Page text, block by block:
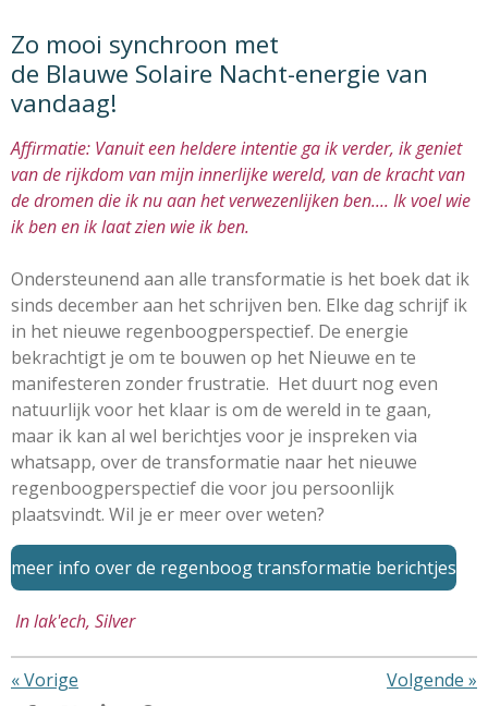
Zo mooi synchroon met
de Blauwe Solaire Nacht-energie van
vandaag!
Affirmatie: Vanuit een heldere intentie ga ik verder, ik geniet
van de rijkdom van mijn innerlijke wereld, van de kracht van
de dromen die ik nu aan het verwezenlijken ben.... Ik voel wie
ik ben en ik laat zien wie ik ben.
Ondersteunend aan alle transformatie is het boek dat ik
sinds december aan het schrijven ben. Elke dag schrijf ik
in het nieuwe regenboogperspectief. De energie
bekrachtigt je om te bouwen op het Nieuwe en te
manifesteren zonder frustratie. Het duurt nog even
natuurlijk voor het klaar is om de wereld in te gaan,
maar ik kan al wel berichtjes voor je inspreken via
whatsapp, over de transformatie naar het nieuwe
regenboogperspectief die voor jou persoonlijk
plaatsvindt. Wil je er meer over weten?
meer info over de regenboog transformatie berichtjes
In lak'ech, Silver
«Vorige Volgende »